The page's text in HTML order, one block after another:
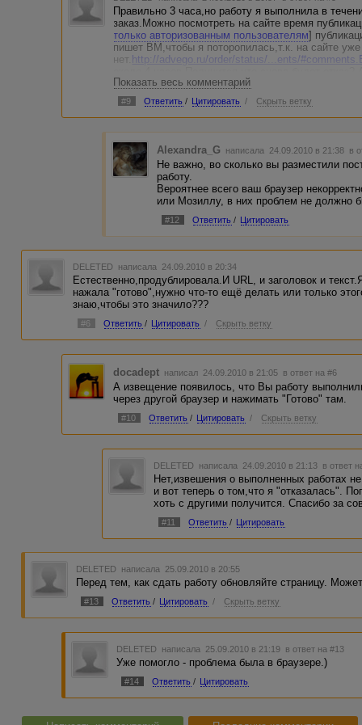
Правильно 3 часа,но работу я выполнила в
заказ.Можно посмотреть на сайте время
только авторизованным пользователям]
пишет ВМ,чтобы я поторопилась,т.к. на сайте
нет. http://advego.ru/order/status/...ents/
В карточке работы после заполнения всех
ещё одного заказа - то там на сайте не
ничего не удалял,а пост есть,в извещении - от
выполнила в течение первого часа.
Браузер - Опера девятка.
Помогите советом,пожалуйста.
Показать весь комментарий
#9 Ответить / Цитировать / Скрыть ветку
Alexandra_G написала 24.09.2010 в 21:38 в
Не важно, во сколько вы разместили
работу.
Вероятнее всего ваш браузер
или Мозиллу, в них проблем не должно
#12 Ответить / Цитировать
DELETED написала 24.09.2010 в 20:34
Естественно,продублировала.И URL, и заголовок и
нажала "готово",нужно что-то ещё делать или только
знаю,чтобы это значило???
#6 Ответить / Цитировать / Скрыть ветку
docadept написал 24.09.2010 в 21:05 в ответ на #6
А извещение появилось, что Вы работу
через другой браузер и нажимать "Готово" там.
#10 Ответить / Цитировать / Скрыть ветку
DELETED написала 24.09.2010 в 21:13 в ответ
Нет,извешения о выполненных работах
и вот теперь о том,что я "отказалась".
хоть с другими получится. Спасибо за
#11 Ответить / Цитировать
DELETED написала 25.09.2010 в 20:55
Перед тем, как сдать работу обновляйте страницу.
#13 Ответить / Цитировать / Скрыть ветку
DELETED написала 25.09.2010 в 21:19 в ответ на #13
Уже помогло - проблема была в браузере.)
#14 Ответить / Цитировать